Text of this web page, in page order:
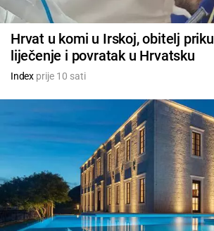
Hrvat u komi u Irskoj, obitelj
liječenje i povratak u Hrvatsku
Index prije 10 sati